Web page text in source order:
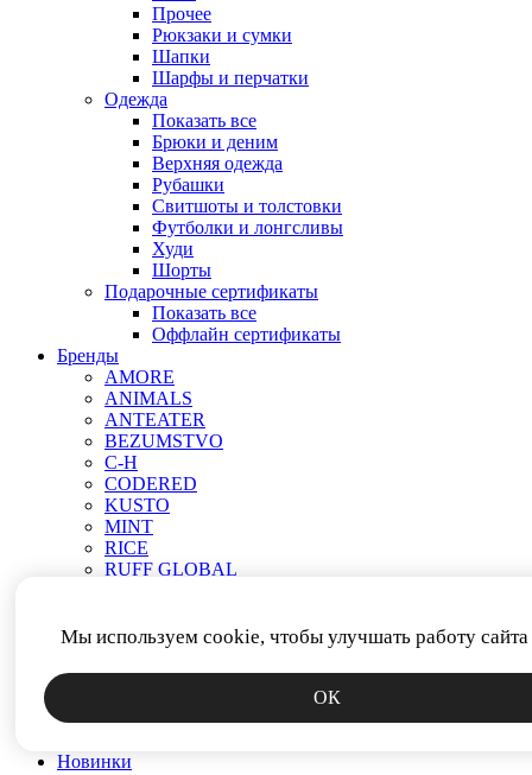
Мы используем cookie, чтобы улучшать работу сайта
ОК
Прочее
Рюкзаки и сумки
Шапки
Шарфы и перчатки
Одежда
Показать все
Брюки и деним
Верхняя одежда
Рубашки
Свитшоты и толстовки
Футболки и лонгсливы
Худи
Шорты
Подарочные сертификаты
Показать все
Оффлайн сертификаты
Бренды
AMORE
ANIMALS
ANTEATER
BEZUMSTVO
C-H
CODERED
KUSTO
MINT
RICE
RUFF GLOBAL
МЕЧ
РОДИНА
ФИТИЛЬ
Новинки